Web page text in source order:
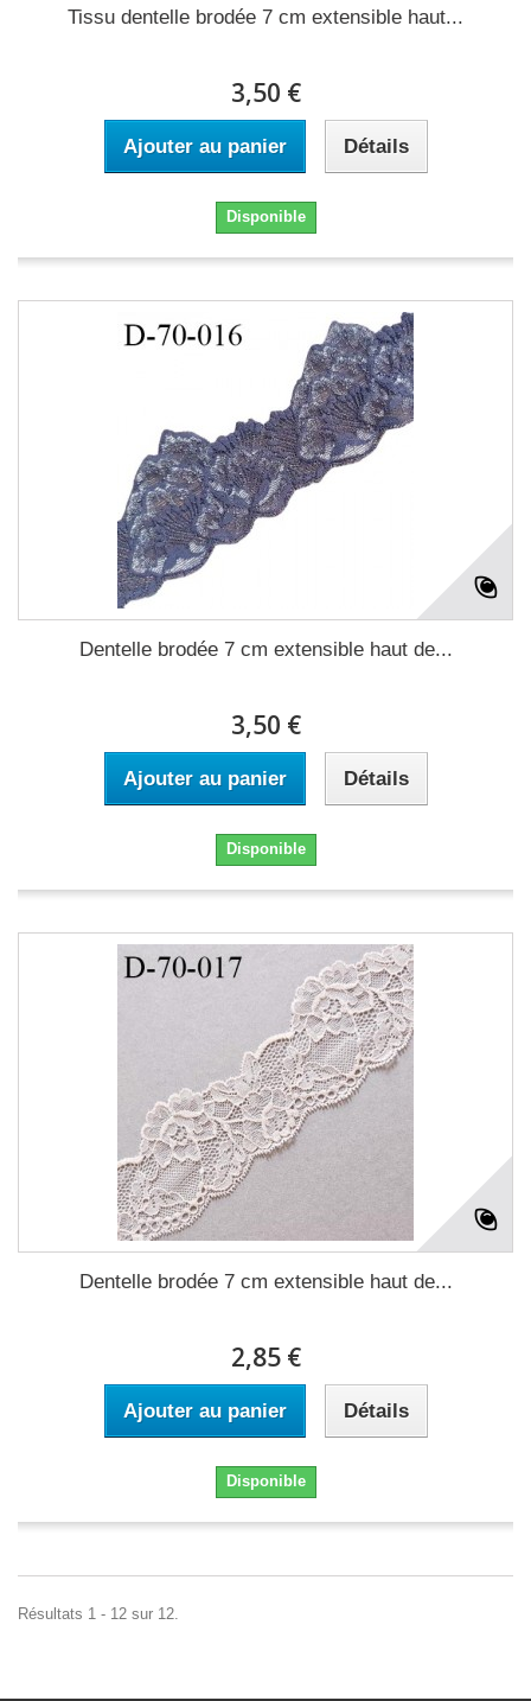
Tissu dentelle brodée 7 cm extensible haut...
3,50 €
Ajouter au panier Détails
Disponible
Dentelle brodée 7 cm extensible haut de...
3,50 €
Ajouter au panier Détails
Disponible
Dentelle brodée 7 cm extensible haut de...
2,85 €
Ajouter au panier Détails
Disponible
Résultats 1 - 12 sur 12.